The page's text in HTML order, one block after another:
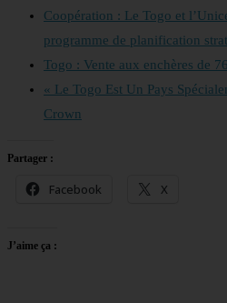
Coopération : Le Togo et
programme de planification
Togo : Vente aux enchères de
« Le Togo Est Un Pays
Crown
Partager :
Facebook X
J’aime ça :